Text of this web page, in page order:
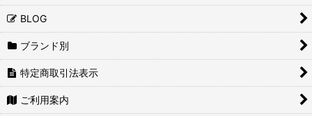
BLOG
ブランド別
特定商取引法表示
ご利用案内